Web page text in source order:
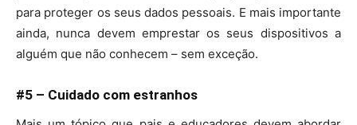
para proteger os seus dados pessoais. E mais importante
ainda, nunca devem emprestar os seus dispositivos a
alguém que não conhecem – sem exceção.
#5 – Cuidado com estranhos